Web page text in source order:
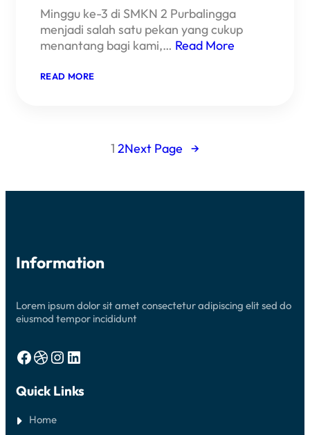
Minggu ke-3 di SMKN 2 Purbalingga
menjadi salah satu pekan yang cukup
menantang bagi kami,… Read More
READ MORE:
PURBALINGGA:
1 2Next Page →
Information
Lorem ipsum dolor sit amet consectetur adipiscing elit sed do
eiusmod tempor incididunt
Facebook Dribbble Instagram LinkedIn
Quick Links
Home